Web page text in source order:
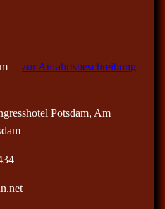
zur Anfahrtsbeschreibung
Potsdam, Am